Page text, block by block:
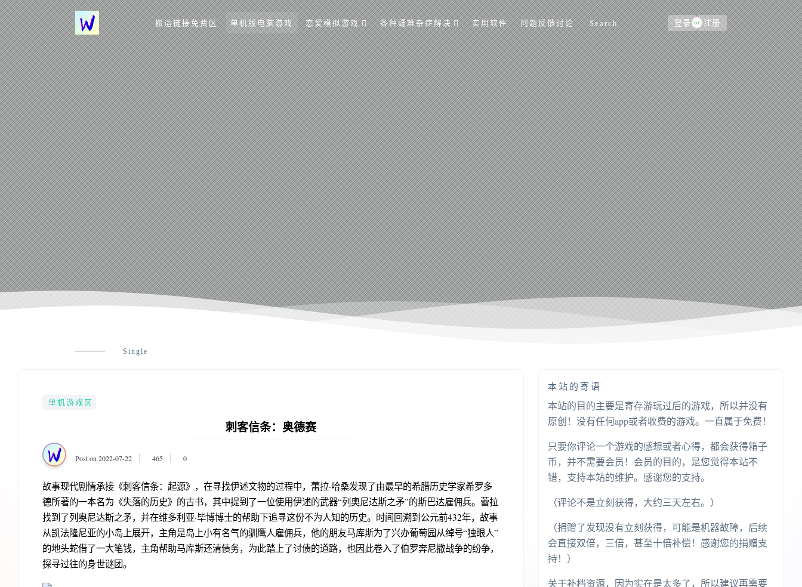
搬运链接免费区 单机版电脑游戏 恋爱模拟游戏 各种疑难杂症解决 实用软件 问题反馈讨论 Search 登录 or 注册
Single
单机游戏区
刺客信条：奥德赛
Post on 2022-07-22 465 0
故事现代剧情承接《刺客信条：起源》，在寻找伊述文物的过程中，蕾拉·哈桑发现了由最早的希腊历史学家希罗多
德所著的一本名为《失落的历史》的古书，其中提到了一位使用伊述的武器“列奥尼达斯之矛”的斯巴达雇佣兵。蕾拉
找到了列奥尼达斯之矛，并在维多利亚·毕博博士的帮助下追寻这份不为人知的历史。时间回溯到公元前432年，故事
从凯法隆尼亚的小岛上展开，主角是岛上小有名气的驯鹰人雇佣兵，他的朋友马库斯为了兴办葡萄园从绰号“独眼人”
的地头蛇借了一大笔钱，主角帮助马库斯还清债务，为此踏上了讨债的道路，也因此卷入了伯罗奔尼撒战争的纷争，
探寻过往的身世谜团。
本站的寄语
本站的目的主要是寄存游玩过后的游戏，所以并没有
原创！没有任何app或者收费的游戏。一直属于免费！
只要你评论一个游戏的感想或者心得，都会获得箱子
币，并不需要会员！会员的目的，是您觉得本站不
错，支持本站的维护。感谢您的支持。
（评论不是立刻获得，大约三天左右。）
（捐赠了发现没有立刻获得，可能是机器故障，后续
会直接双倍，三倍，甚至十倍补偿！感谢您的捐赠支
持！）
关于补档资源，因为实在是太多了，所以建议再需要